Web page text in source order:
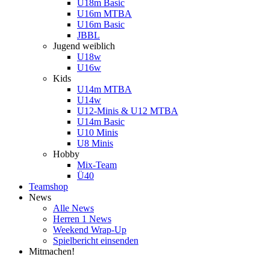
U18m Basic
U16m MTBA
U16m Basic
JBBL
Jugend weiblich
U18w
U16w
Kids
U14m MTBA
U14w
U12-Minis & U12 MTBA
U14m Basic
U10 Minis
U8 Minis
Hobby
Mix-Team
Ü40
Teamshop
News
Alle News
Herren 1 News
Weekend Wrap-Up
Spielbericht einsenden
Mitmachen!